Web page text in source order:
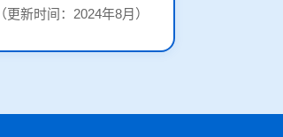
（更新时间：2024年8月）